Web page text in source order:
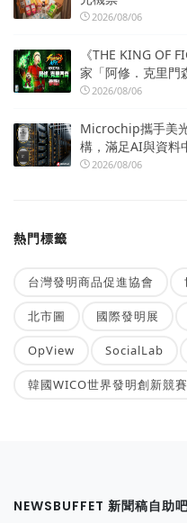
2026/08/06
《THE KING OF
家「阿修．克里門
2026/08/06
Microchip攜手美
構，滿足AI與資料
2026/08/06
熱門標籤
台灣發明商品促進協會
北市圖 國際發明展
OpView SocialLab
韓國WICO世界發明創新競賽
NEWSBUFFET 新聞稿自助